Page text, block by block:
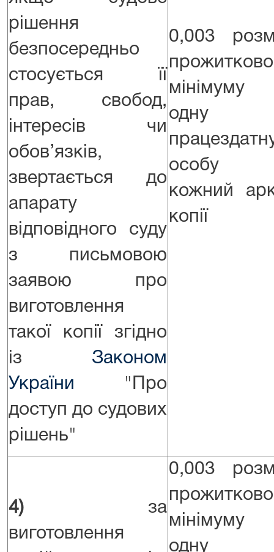
рішення
безпосередньо
стосується її
прав, свобод,
інтересів чи
обов’язків,
звертається до
апарату
відповідного суду
з письмовою
заявою про
виготовлення
такої копії згідно
із Законом
України "Про
доступ до судових
рішень"
0,003
мінімуму
одну
особу
кожний
копії
4) за
виготовлення
0,003
мінімуму
одну